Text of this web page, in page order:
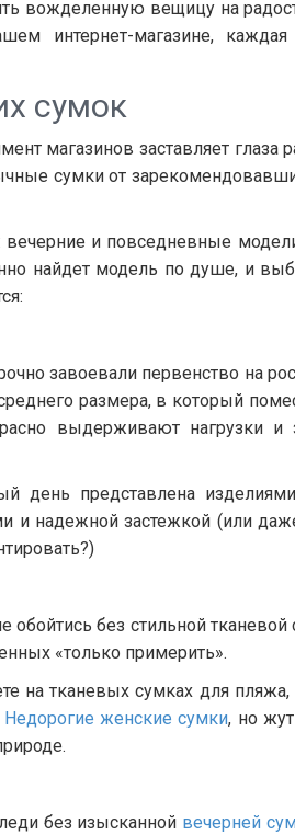
вожделенную вещицу на
интернет-магазине,
сумок
магазинов заставляет глаза
сумки от
и повседневные
найдет модель по душе, и
завоевали первенство на
размера, в который
выдерживают нагрузки и
день представлена
и надежной застежкой (или
без стильной
«только примерить».
на тканевых сумках для
Недорогие женские сумки, но
без изысканной вечерней